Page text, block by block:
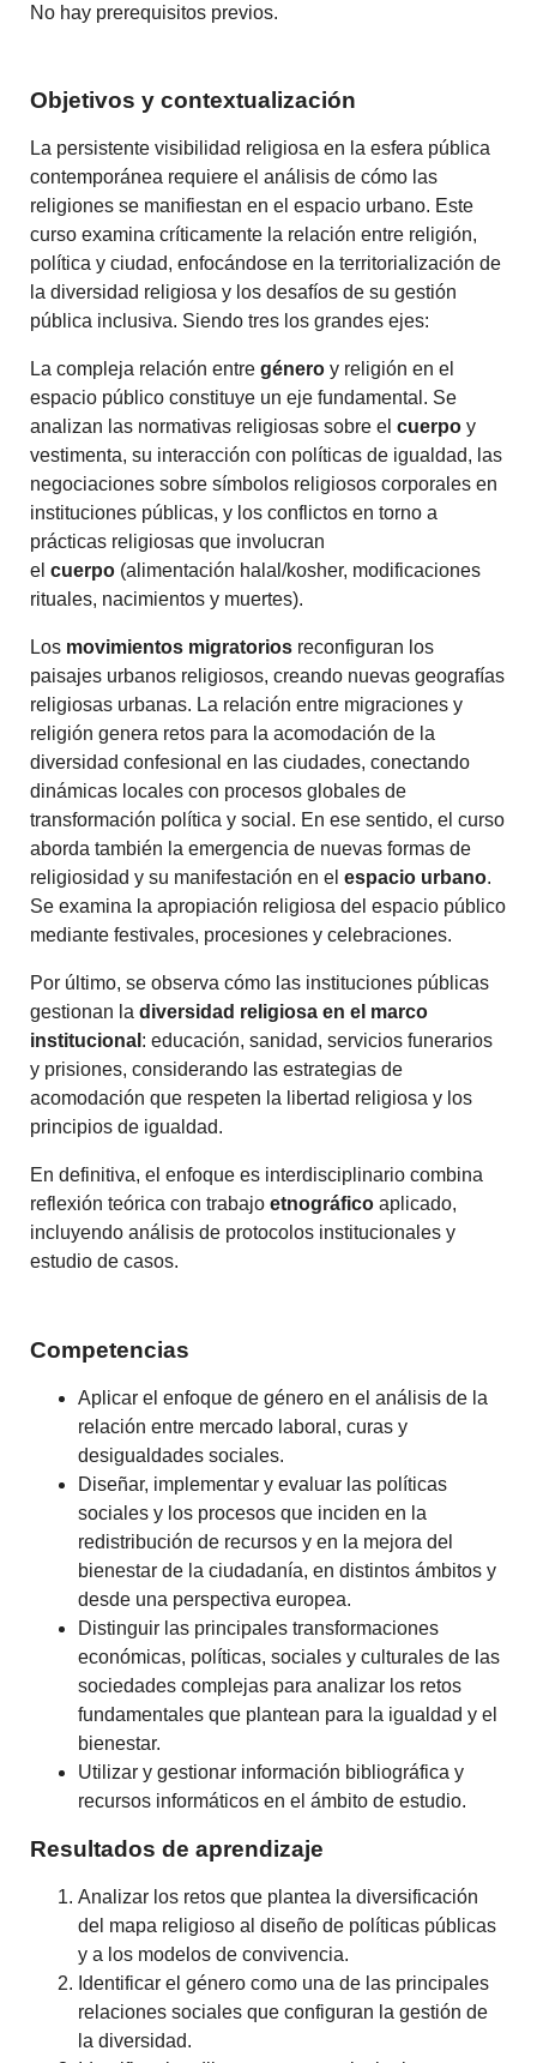
No hay prerequisitos previos.
Objetivos y contextualización
La persistente visibilidad religiosa en la esfera pública
contemporánea requiere el análisis de cómo las
religiones se manifiestan en el espacio urbano. Este
curso examina críticamente la relación entre religión,
política y ciudad, enfocándose en la territorialización de
la diversidad religiosa y los desafíos de su gestión
pública inclusiva. Siendo tres los grandes ejes:
La compleja relación entregénero y religión en el
espacio público constituye un eje fundamental. Se
analizan las normativas religiosas sobre elcuerpo y
vestimenta, su interacción con políticas de igualdad, las
negociaciones sobre símbolos religiosos corporales en
instituciones públicas, y los conflictos en torno a
prácticas religiosas que involucran
elcuerpo (alimentación halal/kosher, modificaciones
rituales, nacimientos y muertes).
Los movimientos migratorios reconfiguran los
paisajes urbanos religiosos, creando nuevas geografías
religiosas urbanas. La relación entre migraciones y
religión genera retos para la acomodación de la
diversidad confesional en las ciudades, conectando
dinámicas locales con procesos globales de
transformación política y social. En ese sentido, el curso
aborda también la emergencia de nuevas formas de
religiosidad y su manifestación en elespacio urbano.
Se examina la apropiación religiosa del espacio público
mediante festivales, procesiones y celebraciones.
Por último, se observa cómo las instituciones públicas
gestionan ladiversidad religiosa en el marco
institucional : educación, sanidad, servicios funerarios
y prisiones, considerando las estrategias de
acomodación que respeten la libertad religiosa y los
principios de igualdad.
En definitiva, el enfoque es interdisciplinario combina
reflexión teórica con trabajoetnográfico aplicado,
incluyendo análisis de protocolos institucionales y
estudio de casos.
Competencias
Aplicar el enfoque de género en el análisis de la
relación entre mercado laboral, curas y
desigualdades sociales.
Diseñar, implementar y evaluar las políticas
sociales y los procesos que inciden en la
redistribución de recursos y en la mejora del
bienestar de la ciudadanía, en distintos ámbitos y
desde una perspectiva europea.
Distinguir las principales transformaciones
económicas, políticas, sociales y culturales de las
sociedades complejas para analizar los retos
fundamentales que plantean para la igualdad y el
bienestar.
Utilizar y gestionar información bibliográfica y
recursos informáticos en el ámbito de estudio.
Resultados de aprendizaje
Analizar los retos que plantea la diversificación
del mapa religioso al diseño de políticas públicas
y a los modelos de convivencia.
Identificar el género como una de las principales
relaciones sociales que configuran la gestión de
la diversidad.